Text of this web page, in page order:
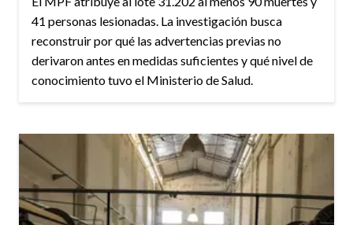
41 personas lesionadas. La investigación busca
reconstruir por qué las advertencias previas no
derivaron antes en medidas suficientes y qué nivel de
conocimiento tuvo el Ministerio de Salud.